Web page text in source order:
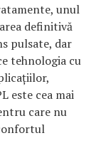
unul
definitivă
pulsate, dar
tehnologia cu
este cea mai
care nu